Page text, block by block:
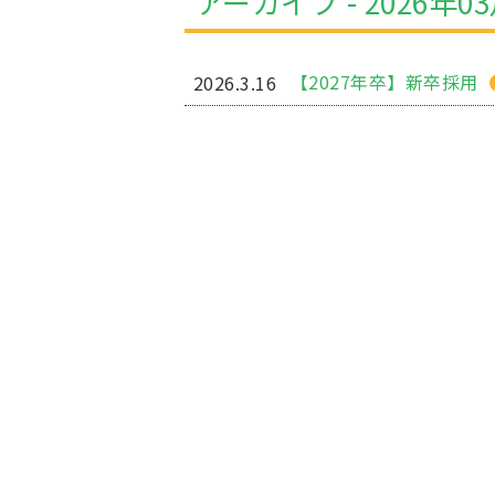
2026.3.16 【2027年卒】新卒採用